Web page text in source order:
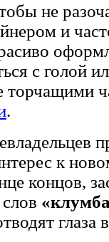
не
и
с голой
торчащими
.
к
концов,
глаза